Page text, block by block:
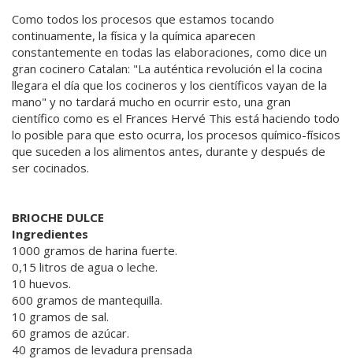
Como todos los procesos que estamos tocando
continuamente, la física y la química aparecen
constantemente en todas las elaboraciones, como dice un
gran cocinero Catalan: "La auténtica revolución el la cocina
llegara el día que los cocineros y los científicos vayan de la
mano" y no tardará mucho en ocurrir esto, una gran
científico como es el Frances Hervé This está haciendo todo
lo posible para que esto ocurra, los procesos químico-físicos
que suceden a los alimentos antes, durante y después de
ser cocinados.
BRIOCHE DULCE
Ingredientes
1000 gramos de harina fuerte.
0,15 litros de agua o leche.
10 huevos.
600 gramos de mantequilla.
10 gramos de sal.
60 gramos de azúcar.
40 gramos de levadura prensada